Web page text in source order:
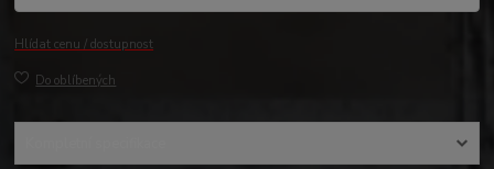
Hlídat cenu / dostupnost
Do oblíbených